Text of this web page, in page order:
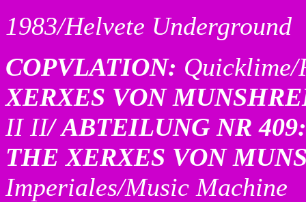
1983/Helvete Underground
COPVLATION: Quicklime/
XERXES VON
II II/ ABTEILUNG NR
THE XERXES VON
Imperiales/Music Machine